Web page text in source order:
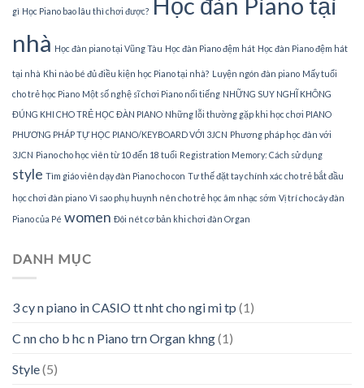
gì Học Piano bao lâu thì chơi được?
nhà Học đàn piano tại Vũng Tàu Học đàn Piano đệm hát Học đàn Piano đệm hát
tại nhà Khi nào bé đủ điều kiện học Piano tại nhà? Luyện ngón đàn piano Mấy tuổi
cho trẻ học Piano Một số nghệ sĩ chơi Piano nổi tiếng NHỮNG SUY NGHĨ KHÔNG
ĐÚNG KHI CHO TRẺ HỌC ĐÀN PIANO Những lỗi thường gặp khi học chơi PIANO
PHƯƠNG PHÁP TỰ HỌC PIANO/KEYBOARD VỚI 3JCN Phương pháp học đàn với
3JCN Piano cho học viên từ 10 đến 18 tuổi Registration Memory: Cách sử dụng
style Tìm giáo viên dạy đàn Piano cho con Tư thế đặt tay chính xác cho trẻ bắt đầu
học chơi đàn piano Vì sao phụ huynh nên cho trẻ học âm nhạc sớm Vị trí cho cây đàn
Piano của Pé women Đôi nét cơ bản khi chơi đàn Organ
DANH MỤC
3 cy n piano in CASIO tt nht cho ngi mi tp (1)
C nn cho b hc n Piano trn Organ khng(1)
Style(5)